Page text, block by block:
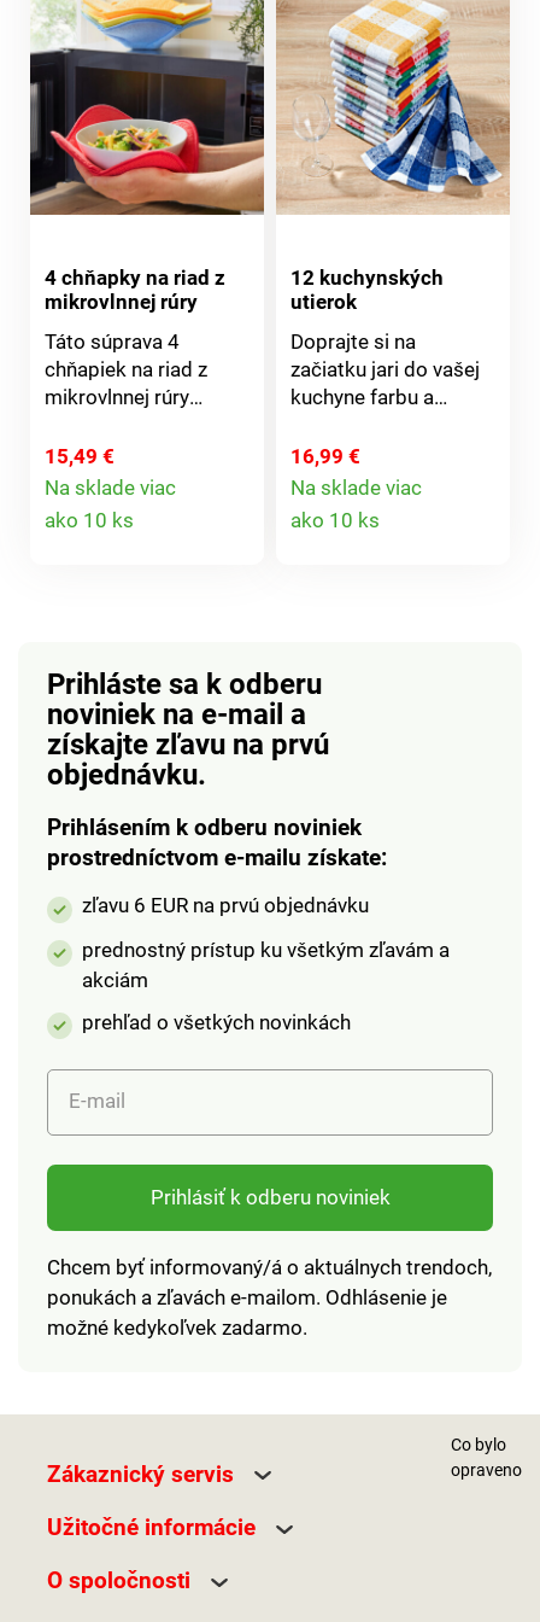
4 chňapky na riad z
mikrovlnnej rúry
Táto súprava 4
chňapiek na riad z
mikrovlnnej rúry
Vaše ruky pred
horúcimi polievkami,
dusenými pokrmami a
15,49 €
Na sklade viac
ako 10 ks
12 kuchynských
utierok
Doprajte si na
začiatku jari do vašej
kuchyne farbu a
pestré, super
absorpčné a bez
vlákien - výborné na
16,99 €
Na sklade viac
ako 10 ks
Prihláste sa k odberu
noviniek na e-mail a
získajte zľavu na prvú
objednávku.
Prihlásením k odberu noviniek
prostredníctvom e-mailu získate:
zľavu 6 EUR na prvú objednávku
prednostný prístup ku všetkým zľavám a
akciám
prehľad o všetkých novinkách
E-mail
Prihlásiť k odberu noviniek
Chcem byť informovaný/á o aktuálnych trendoch,
ponukách a zľavách e-mailom. Odhlásenie je
možné kedykoľvek zadarmo.
Zákaznický servis
Užitočné informácie
O spoločnosti
Co bylo
opraveno